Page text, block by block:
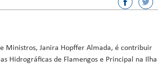
Ministros, Janira Hopffer Almada, é contribuir
Hidrográficas de Flamengos e Principal na Ilha